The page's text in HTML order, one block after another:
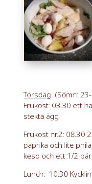
Torsdag (Sömn:
Frukost: 03.30 ett
stekta ägg
Frukost nr.2: 08.30
paprika och lite
keso och ett 1/2
Lunch: 10.30